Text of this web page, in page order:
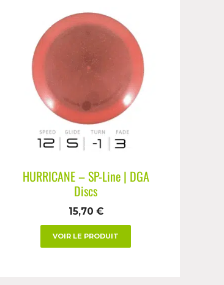
HURRICANE – SP-Line | DGA
Discs
15,70 €
VOIR LE PRODUIT